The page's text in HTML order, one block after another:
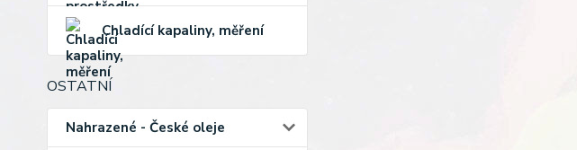
Chladící kapaliny, měření
OSTATNÍ
Nahrazené - České oleje